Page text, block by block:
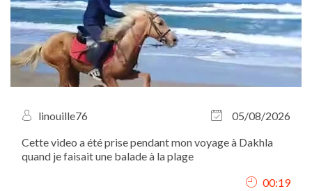
linouille76
05/08/2026
Cette video a été prise pendant mon voyage à Dakhla
quand je faisait une balade à la plage
00:19